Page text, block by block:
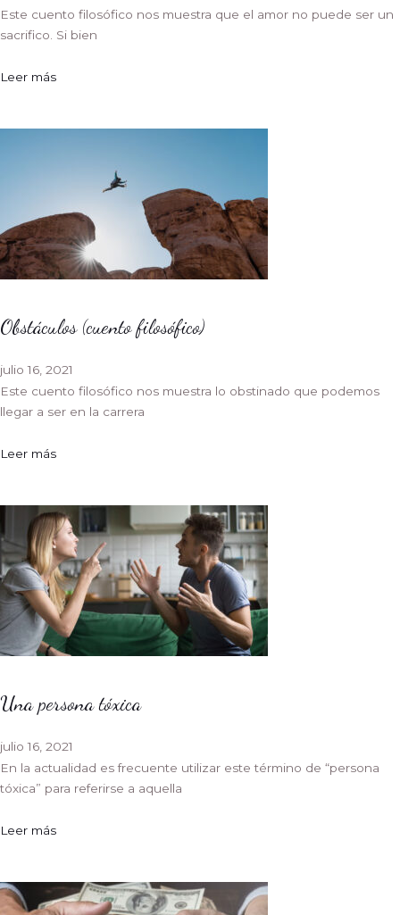
Este cuento filosófico nos muestra que el amor no puede ser un
sacrifico. Si bien
Leer más
Obstáculos (cuento filosófico)
julio 16, 2021
Este cuento filosófico nos muestra lo obstinado que podemos
llegar a ser en la carrera
Leer más
Una persona tóxica
julio 16, 2021
En la actualidad es frecuente utilizar este término de “persona
tóxica” para referirse a aquella
Leer más